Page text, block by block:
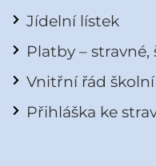
Jídelní lístek
Platby – stravné,
Vnitřní řád
Přihláška ke